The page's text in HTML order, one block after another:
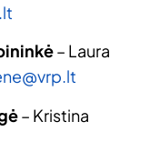
– Laura
– Kristina